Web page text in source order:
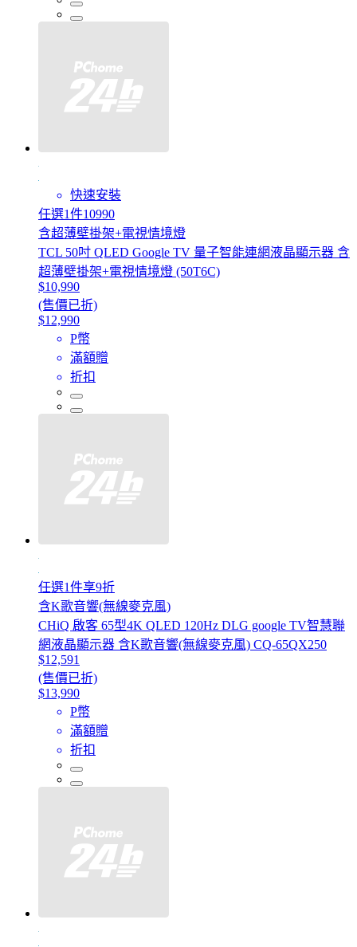
快速安裝
任選1件10990
含超薄壁掛架+電視情境燈
TCL 50吋 QLED Google TV 量子智能連網液晶顯示器 含
超薄壁掛架+電視情境燈 (50T6C)
$10,990
(售價已折)
$12,990
P幣
滿額贈
折扣
任選1件享9折
含K歌音響(無線麥克風)
CHiQ 啟客 65型4K QLED 120Hz DLG google TV智慧聯
網液晶顯示器 含K歌音響(無線麥克風) CQ-65QX250
$12,591
(售價已折)
$13,990
P幣
滿額贈
折扣